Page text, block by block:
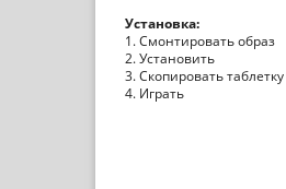
Установка:
1. Смонтировать образ
2. Установить
3. Скопировать
4. Играть